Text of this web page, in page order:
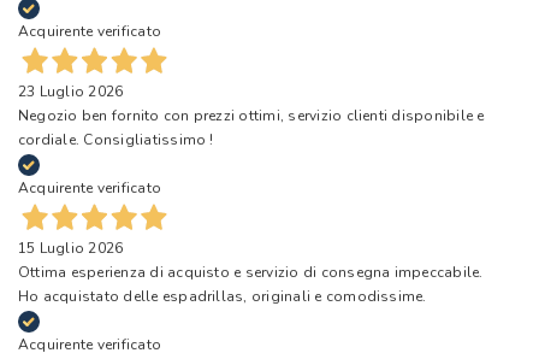
Acquirente verificato
23 Luglio 2026
Negozio ben fornito con prezzi ottimi, servizio clienti disponibile e
cordiale. Consigliatissimo !
Acquirente verificato
15 Luglio 2026
Ottima esperienza di acquisto e servizio di consegna impeccabile.
Ho acquistato delle espadrillas, originali e comodissime.
Acquirente verificato